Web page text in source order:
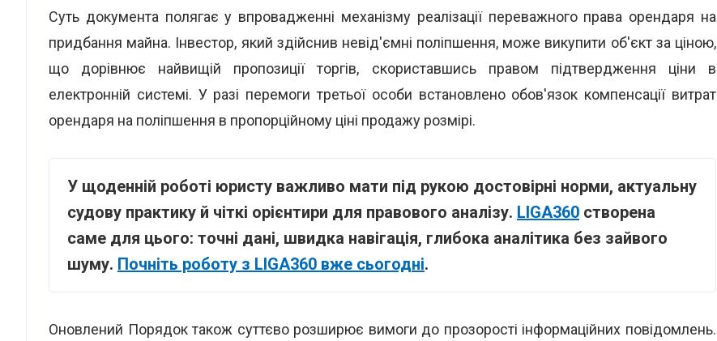
Суть документа полягає у впровадженні механізму реалізації переважного права орендаря на
придбання майна. Інвестор, який здійснив невід'ємні поліпшення, може викупити об'єкт за ціною,
що дорівнює найвищій пропозиції торгів, скориставшись правом підтвердження ціни в
електронній системі. У разі перемоги третьої особи встановлено обов'язок компенсації витрат
орендаря на поліпшення в пропорційному ціні продажу розмірі.
У щоденній роботі юристу важливо мати під рукою достовірні норми, актуальну
судову практику й чіткі орієнтири для правового аналізу. LIGA360 створена
саме для цього: точні дані, швидка навігація, глибока аналітика без зайвого
шуму. Почніть роботу з LIGA360 вже сьогодні.
Оновлений Порядок також суттєво розширює вимоги до прозорості інформаційних повідомлень.